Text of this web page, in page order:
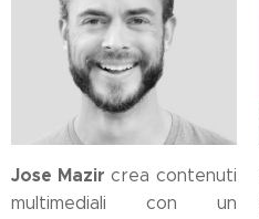
Jose Mazir crea contenuti
multimediali con un